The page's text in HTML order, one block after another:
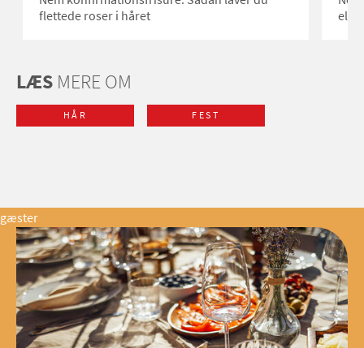
flettede roser i håret
LÆS MERE OM
HÅR FEST
gæster